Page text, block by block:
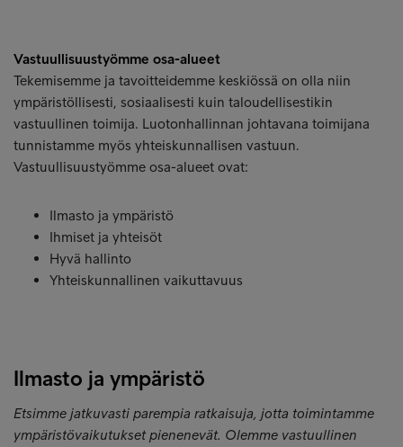
Vastuullisuustyömme osa-alueet
Tekemisemme ja tavoitteidemme keskiössä on olla niin
ympäristöllisesti, sosiaalisesti kuin taloudellisestikin
vastuullinen toimija. Luotonhallinnan johtavana toimijana
tunnistamme myös yhteiskunnallisen vastuun.
Vastuullisuustyömme osa-alueet ovat:
Ilmasto ja ympäristö
Ihmiset ja yhteisöt
Hyvä hallinto
Yhteiskunnallinen vaikuttavuus
Ilmasto ja ympäristö
Etsimme jatkuvasti parempia ratkaisuja, jotta toimintamme
ympäristövaikutukset pienenevät. Olemme vastuullinen